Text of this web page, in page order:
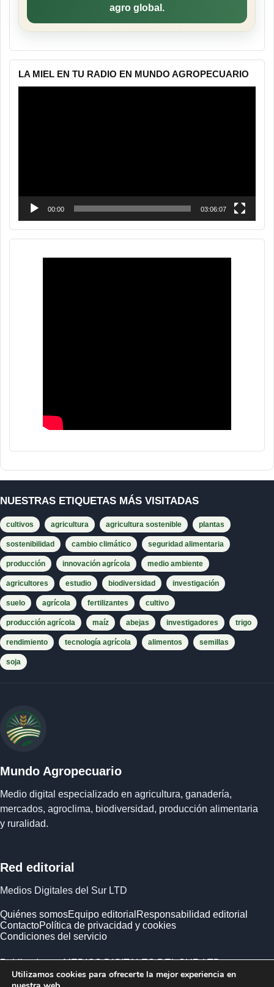
agro global.
LA MIEL EN TU RADIO EN MUNDO AGROPECUARIO
00:00 03:06:07
NUESTRAS ETIQUETAS MÁS VISITADAS
cultivos agricultura agricultura sostenible plantas
sostenibilidad cambio climático seguridad alimentaria
producción innovación agrícola medio ambiente
agricultores estudio biodiversidad investigación
suelo agrícola fertilizantes cultivo
producción agrícola maíz abejas investigadores trigo
rendimiento tecnología agrícola alimentos semillas
soja
Mundo Agropecuario
Medio digital especializado en agricultura, ganadería,
mercados, agroclima, biodiversidad, producción alimentaria
y ruralidad.
Red editorial
Medios Digitales del Sur LTD
Quiénes somosEquipo editorial Responsabilidad editorial
ContactoPolítica de privacidad y cookies
Condiciones del servicio
Publicado por MEDIOS DIGITALES DEL SUR LTD ·
Empresa registrada en Inglaterra y Gales.
Utilizamos cookies para ofrecerte la mejor experiencia en